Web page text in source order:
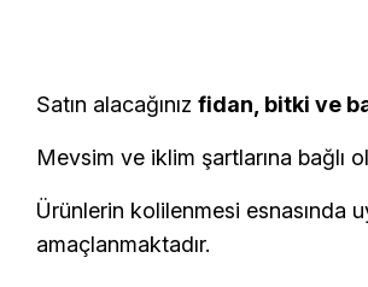
Satın alacağınız fidan, bitki ve
Mevsim ve iklim şartlarına bağlı
Ürünlerin kolilenmesi esnasında
amaçlanmaktadır.